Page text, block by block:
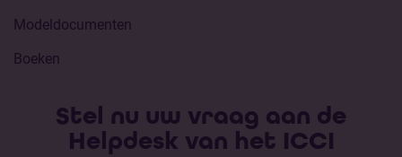
Modeldocumenten
Boeken
Stel nu uw vraag aan de
Helpdesk van het ICCI